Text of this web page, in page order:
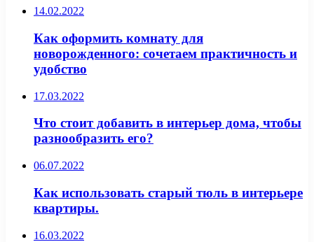
14.02.2022
Как оформить комнату для
новорожденного: сочетаем практичность и
удобство
17.03.2022
Что стоит добавить в интерьер дома, чтобы
разнообразить его?
06.07.2022
Как использовать старый тюль в интерьере
квартиры.
16.03.2022